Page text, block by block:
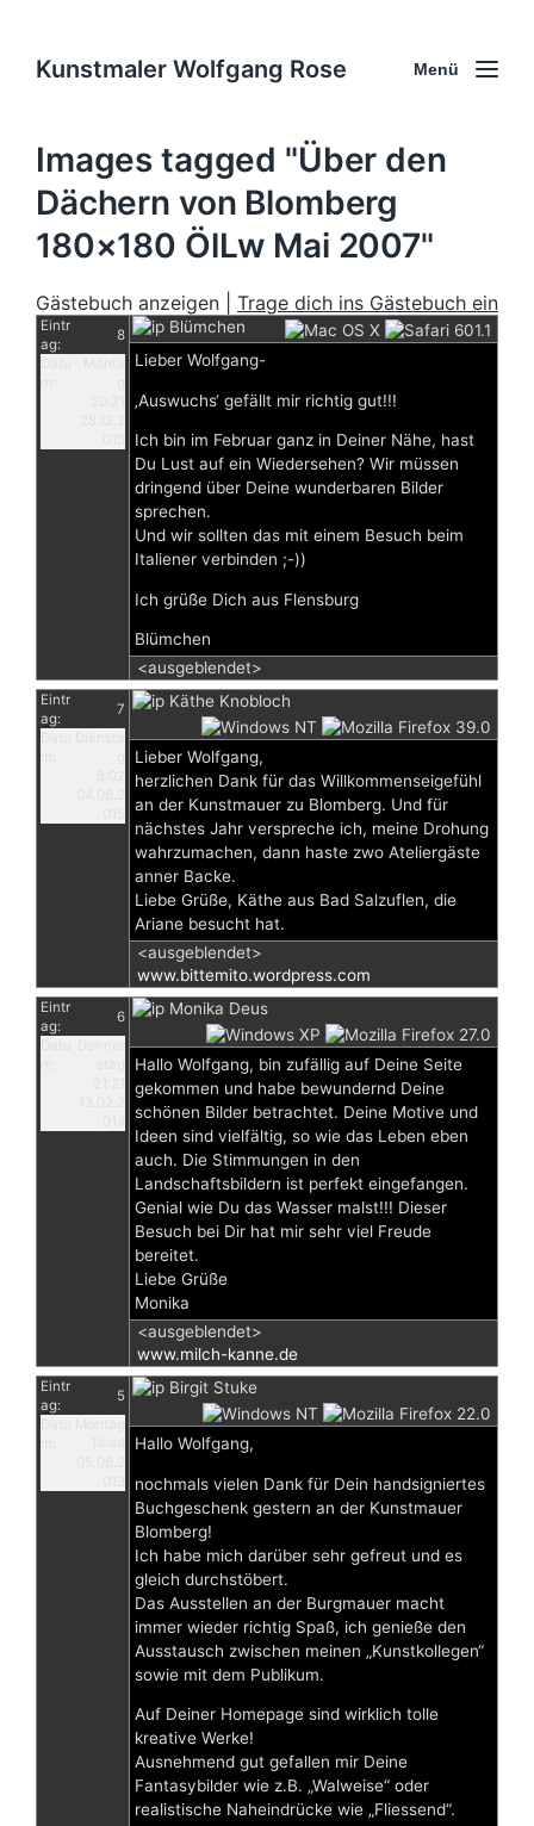
Kunstmaler Wolfgang Rose Menü
Images tagged "Über den
Dächern von Blomberg
180×180 ÖlLw Mai 2007"
Gästebuch anzeigen | Trage dich ins Gästebuch ein
Eintr
ag:
8
Blümchen
Lieber Wolfgang-
‚Auswuchs‘ gefällt mir richtig gut!!!
Ich bin im Februar ganz in Deiner Nähe, hast
Du Lust auf ein Wiedersehen? Wir müssen
dringend über Deine wunderbaren Bilder
sprechen.
Und wir sollten das mit einem Besuch beim
Italiener verbinden ;-))
Ich grüße Dich aus Flensburg
Blümchen
<ausgeblendet>
Eintr
ag:
7
Käthe Knobloch
Lieber Wolfgang,
herzlichen Dank für das Willkommenseigefühl
an der Kunstmauer zu Blomberg. Und für
nächstes Jahr verspreche ich, meine Drohung
wahrzumachen, dann haste zwo Ateliergäste
anner Backe.
Liebe Grüße, Käthe aus Bad Salzuflen, die
Ariane besucht hat.
<ausgeblendet>
www.bittemito.wordpress.com
Eintr
ag:
6
Monika Deus
Hallo Wolfgang, bin zufällig auf Deine Seite
gekommen und habe bewundernd Deine
schönen Bilder betrachtet. Deine Motive und
Ideen sind vielfältig, so wie das Leben eben
auch. Die Stimmungen in den
Landschaftsbildern ist perfekt eingefangen.
Genial wie Du das Wasser malst!!! Dieser
Besuch bei Dir hat mir sehr viel Freude
bereitet.
Liebe Grüße
Monika
<ausgeblendet>
www.milch-kanne.de
Eintr
ag:
5
Birgit Stuke
Hallo Wolfgang,
nochmals vielen Dank für Dein handsigniertes
Buchgeschenk gestern an der Kunstmauer
Blomberg!
Ich habe mich darüber sehr gefreut und es
gleich durchstöbert.
Das Ausstellen an der Burgmauer macht
immer wieder richtig Spaß, ich genieße den
Ausstausch zwischen meinen „Kunstkollegen“
sowie mit dem Publikum.
Auf Deiner Homepage sind wirklich tolle
kreative Werke!
Ausnehmend gut gefallen mir Deine
Fantasybilder wie z.B. „Walweise“ oder
realistische Naheindrücke wie „Fliessend“.